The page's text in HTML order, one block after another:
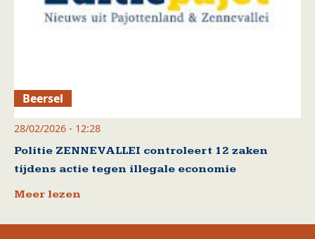
Beersel
28/02/2026 - 12:28
Politie ZENNEVALLEI controleert 12 zaken
tijdens actie tegen illegale economie
Meer lezen